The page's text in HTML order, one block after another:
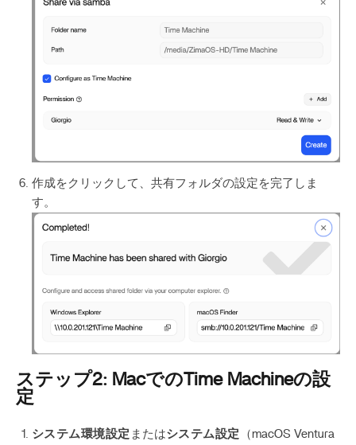
作成をクリックして、共有フォルダの設定を完了しま
す。
ステップ2: MacでのTime Machineの設
定
システム環境設定 またはシステム設定
（macOS Ventura